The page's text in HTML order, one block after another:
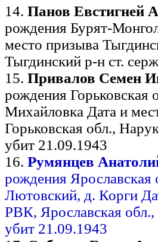
14. Панов Евстигней
рождения Бурят-
место призыва
Тыгдинский р-н ст.
15. Привалов Семен
рождения Горьковская
Михайловка Дата и
Горьковская обл.,
убит 21.09.1943
16. Румянцев
рождения Ярославская
Лютовский, д. Корги
РВК, Ярославская обл.,
убит 21.09.1943